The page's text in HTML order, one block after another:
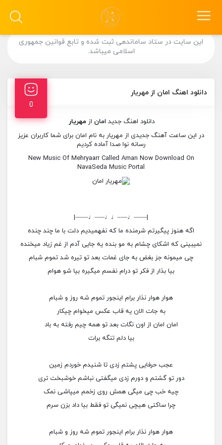
این سایت در ستاد ساماندهی ثبت شده و تابع قوانین جمهوری
اسلامی میباشد.
دانلود اهنگ امان از مهریار
0
دانلود اهنگ جدیدامان ازمهریار
در این ساعت آهنگ جدیدی از مهریار به نام امان برای شما کاربران عزیز
رسانه نوا صدا آماده کردیم
New Music Of Mehryaarr Called Aman Now Download On
NavaSeda Music Portal
|——♩—–♩♩—–♩——|
اگه هنوز پیگیرتم شرمنده ما که نفهمیدیم دلت با ما چند چنده
نمیبینی که اشکای چشام به مو بنده یه جایی آدم از غم زیاد میخنده
چی میمونه جز بغض به جای غمات بعد تو تیره شد تموم شبام
بیا بذار از فکر تو درام نفسم میگیره بیا شو هوام
هوار هوار نذار برام اینجور تموم شه روز و شبام
به جات الان یه قاب عکس میخوام چیکار
امان امان از اون نگات بعد تو همه چیم رفته به باد
بیا دلم تنگه برات
عجب حرفایی پشتم زدی تا شنیدم خوردم زمین
دور تو گشتم و دورم زدی میگفتی نباشم خوشبخت تری
چیه خب چی میگی همش روی زخمم میپاشی نمک
چرا ساکتی هیچی نمیگی تو فقط بیا داد بزن سرم
هوار هوار نذار برام اینجور تموم شه روز و شبام